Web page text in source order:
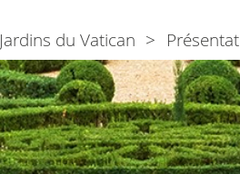
Jardins du Vatican